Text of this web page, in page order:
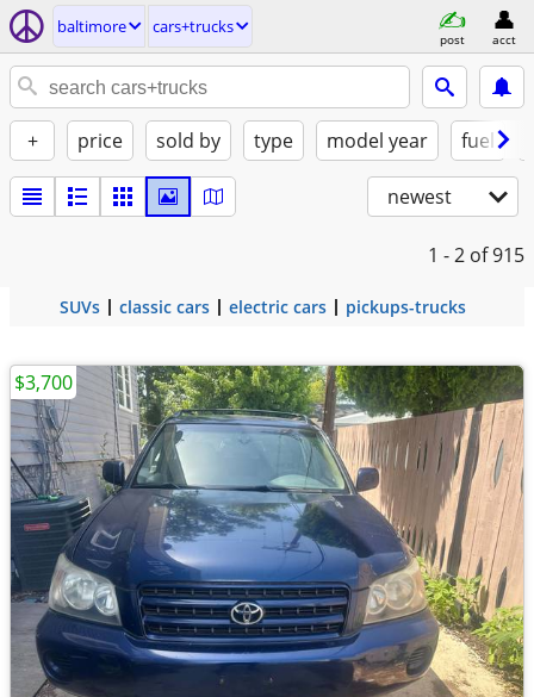
baltimore cars+trucks
post acct
+ price sold by type model year fuel
newest
1 - 2 of 915
SUVs classic cars electric cars pickups-trucks
$3,700